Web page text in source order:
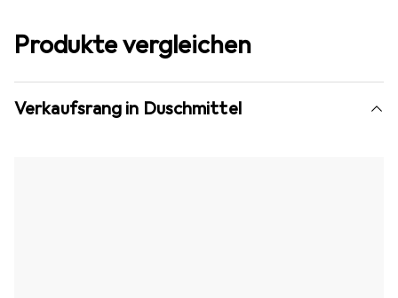
Produkte vergleichen
Verkaufsrang in Duschmittel